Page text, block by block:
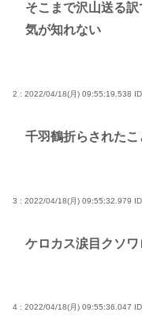
【祝】日本政府
殺しのルメイ」の
サイン入りドラム
ガチで “ママ” ブ
【高市動画】こう
そこまで沢山送る
気が知れない
2 : 2022/04/18(月) 09:55:19.538
千羽鶴折らされたこ
3 : 2022/04/18(月) 09:55:32.979
ケロカス涙目クソワ
4 : 2022/04/18(月) 09:55:36.047